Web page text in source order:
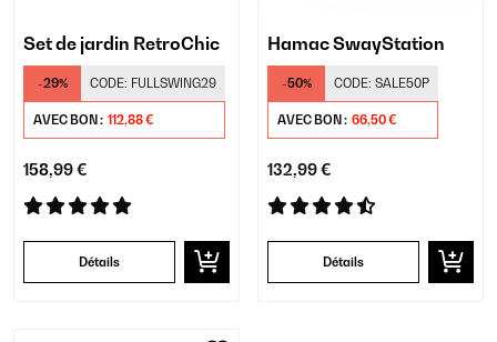
Set de jardin RetroChic
-29% CODE: FULLSWING29
AVEC BON : 112,88 €
158,99 €
Détails
Hamac SwayStation
-50% CODE: SALE50P
AVEC BON : 66,50 €
132,99 €
Détails